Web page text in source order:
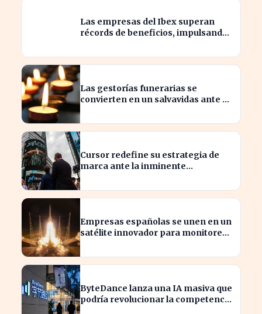
Las empresas del Ibex superan
récords de beneficios, impulsando
Las gestorías funerarias se
convierten en un salvavidas ante el
tras un fallecimiento.
Cursor redefine su estrategia de
marca ante la inminente
Empresas españolas se unen en un
satélite innovador para monitorear
ByteDance lanza una IA masiva que
podría revolucionar la competencia